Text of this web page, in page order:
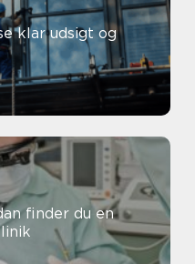
og
finder du en